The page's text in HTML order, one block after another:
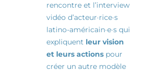
rencontre et l’interview
vidéo d’acteur·rice·s
latino-américain·e·s qui
expliquent leur vision
et leurs actions pour
créer un autre modèle